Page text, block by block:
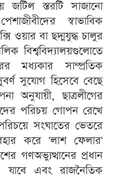
জটিল স্তরটি সাজানো
স্বাভাবিক
ওয়ার বা ছদ্মযুদ্ধ চালুর
বিশ্ববিদ্যালয়গুলোতে
মধ্যকার সাম্প্রতিক
সুযোগ হিসেবে বেছে
অনুযায়ী, ছাত্রলীগের
পরিচয় গোপন রেখে
সংঘাতের ভেতরে
করে 'লাশ ফেলার'
গণঅভ্যুত্থানের প্রধান
যাবে এবং রাজনৈতিক